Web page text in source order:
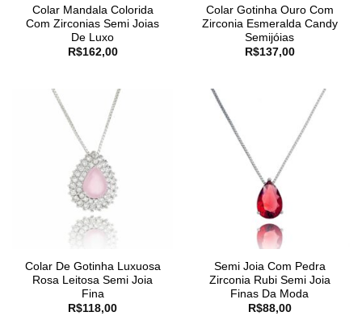
Colar Mandala Colorida
Com Zirconias Semi Joias
De Luxo
R$162,00
Colar Gotinha Ouro Com
Zirconia Esmeralda Candy
Semijóias
R$137,00
Colar De Gotinha Luxuosa
Rosa Leitosa Semi Joia
Fina
R$118,00
Semi Joia Com Pedra
Zirconia Rubi Semi Joia
Finas Da Moda
R$88,00